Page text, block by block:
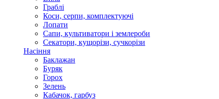
Граблі
Коси, серпи, комплектуючі
Лопати
Сапи, культиватори і землероби
Секатори, кущорізи, сучкорізи
Насіння
Баклажан
Буряк
Горох
Зелень
Кабачок, гарбуз